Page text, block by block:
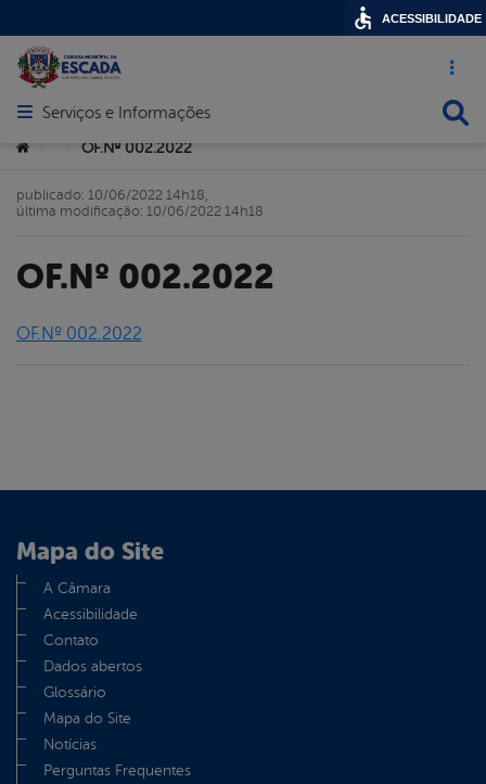
Acesso
Abrir menu principal de navegação
Serviços e Informações
Você está aqui:OF.Nº 002.2022
OF.Nº 002.2022
publicado: 10/06/2022 14h18,
última modificação: 10/06/2022 14h18
OF.Nº 002.2022
Mapa do Site
A Câmara
Acessibilidade
Contato
Dados abertos
Glossário
Mapa do Site
Notícias
Perguntas Frequentes
ACESSIBILIDADE